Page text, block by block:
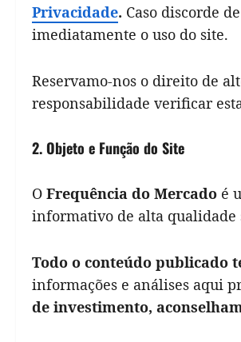
Privacidade. Caso discorde
imediatamente o uso do site.
Reservamo-nos o direito de
responsabilidade verificar
2. Objeto e Função do Site
O Frequência do Mercado é
informativo de alta qualidade
Todo o conteúdo publicado
informações e análises aqui
de investimento,